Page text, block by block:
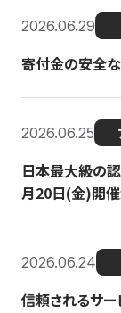
2026.06.29
寄付金の安全
2026.06.25
日本最大級の
月20日(金)開催
2026.06.24
信頼されるサ